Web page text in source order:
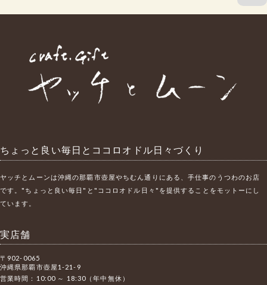
ちょっと良い毎日とココロオドル日々づくり
ヤッチとムーンは沖縄の那覇市壺屋やちむん通りにある、手仕事のうつわのお店
です。"ちょっと良い毎日"と"ココロオドル日々"を提供することをモットーにし
ています。
実店舗
〒902-0065
沖縄県那覇市壺屋1-21-9
営業時間：10:00 ～ 18:30（年中無休）